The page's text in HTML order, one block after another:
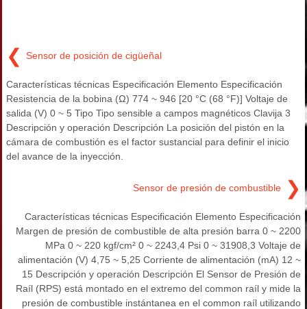
❮ Sensor de posición de cigüeñal
Características técnicas Especificación Elemento Especificación
Resistencia de la bobina (Ω) 774 ~ 946 [20 °C (68 °F)] Voltaje de
salida (V) 0 ~ 5 Tipo Tipo sensible a campos magnéticos Clavija 3
Descripción y operación Descripción La posición del pistón en la
cámara de combustión es el factor sustancial para definir el inicio
del avance de la inyección.
Sensor de presión de combustible ❯
Características técnicas Especificación Elemento Especificación
Margen de presión de combustible de alta presión barra 0 ~ 2200
MPa 0 ~ 220 kgf/cm² 0 ~ 2243,4 Psi 0 ~ 31908,3 Voltaje de
alimentación (V) 4,75 ~ 5,25 Corriente de alimentación (mA) 12 ~
15 Descripción y operación Descripción El Sensor de Presión de
Raíl (RPS) está montado en el extremo del common raíl y mide la
presión de combustible instántanea en el common raíl utilizando